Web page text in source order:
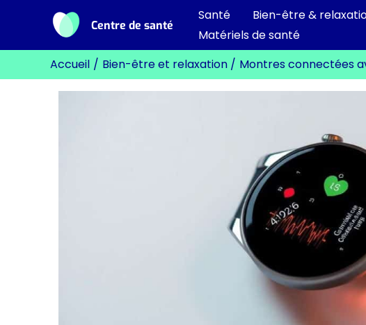
contenu
Centre de santé
Santé Bien-être &
Matériels de santé
Accueil Bien-être et relaxation Montres connectées